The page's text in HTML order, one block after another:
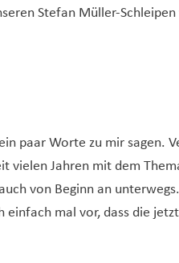
Stefan Müller-
paar Worte zu mir sagen.
vielen Jahren mit dem
von Beginn an
mal vor, dass die